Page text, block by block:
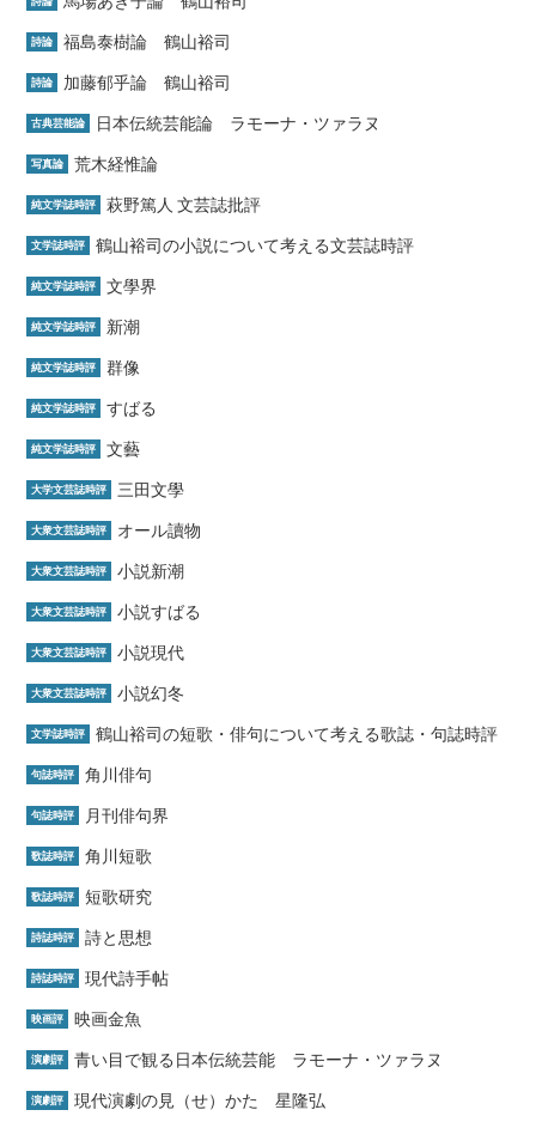
詩論 福島泰樹論 鶴山裕司
詩論 加藤郁乎論 鶴山裕司
古典芸能論 日本伝統芸能論 ラモーナ・ツァラヌ
写真論 荒木経惟論
純文学誌時評 萩野篤人 文芸誌批評
文学誌時評 鶴山裕司の小説について考える文芸誌時評
純文学誌時評 文學界
純文学誌時評 新潮
純文学誌時評 群像
純文学誌時評 すばる
純文学誌時評 文藝
大学文芸誌時評 三田文學
大衆文芸誌時評 オール讀物
大衆文芸誌時評 小説新潮
大衆文芸誌時評 小説すばる
大衆文芸誌時評 小説現代
大衆文芸誌時評 小説幻冬
文学誌時評 鶴山裕司の短歌・俳句について考える歌誌・句誌時評
句誌時評 角川俳句
句誌時評 月刊俳句界
歌誌時評 角川短歌
歌誌時評 短歌研究
詩誌時評 詩と思想
詩誌時評 現代詩手帖
映画評 映画金魚
演劇評 青い目で観る日本伝統芸能 ラモーナ・ツァラヌ
演劇評 現代演劇の見（せ）かた 星隆弘